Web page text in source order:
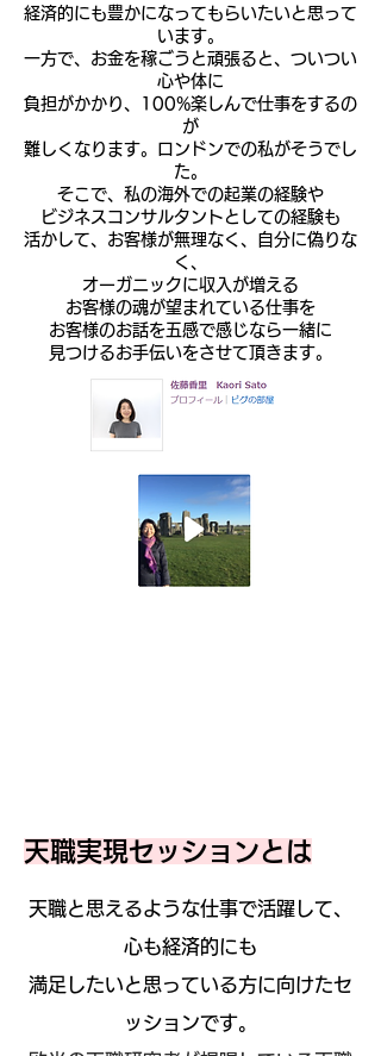
経済的にも豊かになってもらいたいと思って
います。
一方で、お金を稼ごうと頑張ると、ついつい
心や体に
負担がかかり、100%楽しんで仕事をするの
が
難しくなります。ロンドンでの私がそうでし
た。
そこで、私の海外での起業の経験や
ビジネスコンサルタントとしての経験も
活かして、お客様が無理なく、自分に偽りな
く、
オーガニックに収入が増える
お客様の魂が望まれている仕事を
お客様のお話を五感で感じなら一緒に
見つけるお手伝いをさせて頂きます。
天職実現セッションとは
天職と思えるような仕事で活躍して、
心も経済的にも
満足 したいと思っている方に向けたセ
ッションです。